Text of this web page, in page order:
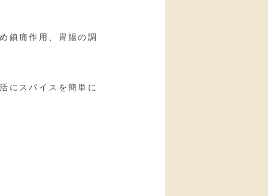
鎮痛作用、胃腸の調
にスパイスを簡単に